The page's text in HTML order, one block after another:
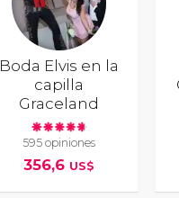
Boda Elvis en la
capilla
Graceland
595 opiniones
356,6 US$